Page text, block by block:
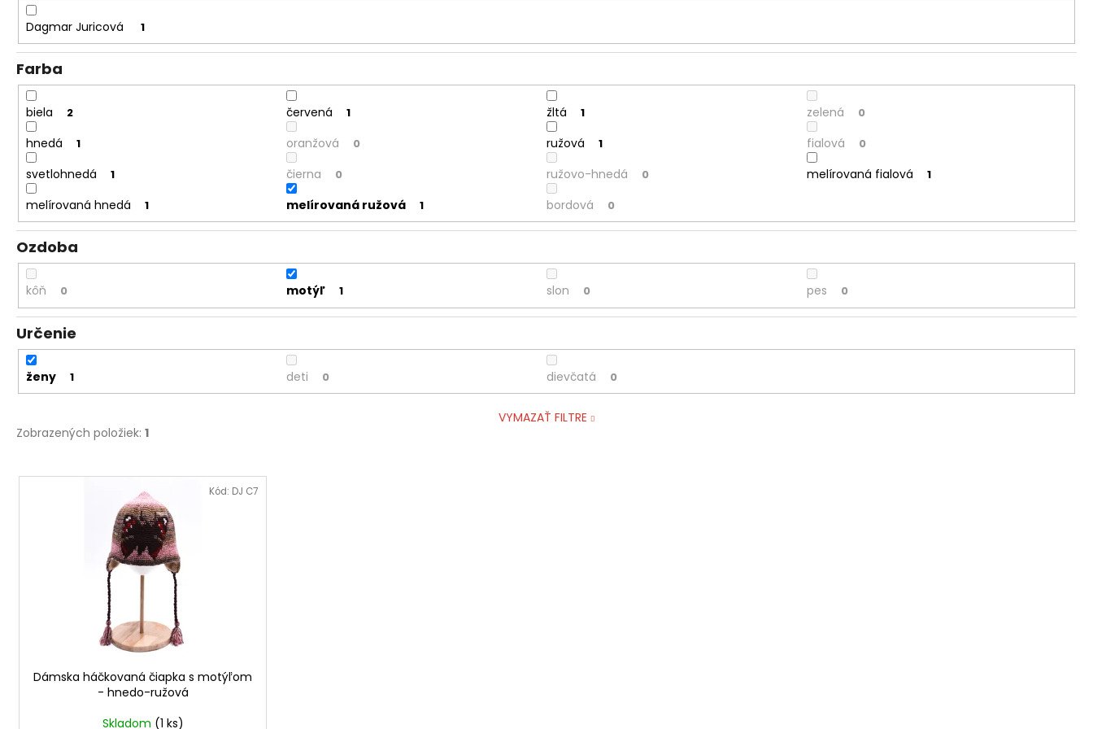
Dagmar Juricová 1
Farba
biela 2 červená 1 žltá 1 zelená 0
hnedá 1 oranžová 0 ružová 1 fialová 0
svetlohnedá 1 čierna 0 ružovo-hnedá 0 melírovaná fialová 1
melírovaná hnedá 1 melírovaná ružová 1 bordová 0
Ozdoba
kôň 0 motýľ 1 slon 0 pes 0
Určenie
ženy 1 deti 0 dievčatá 0
VYMAZAŤ FILTRE
Zobrazených položiek: 1
V
Dámska háčkovaná čiapka s motýľom
- hnedo-ružová
Skladom (1 ks)
Kód: DJ C7